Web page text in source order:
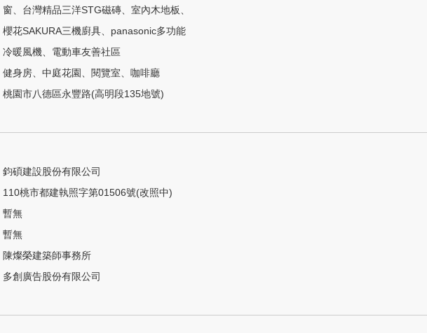
窗、台灣精品三洋STG磁磚、室內木地板、
櫻花SAKURA三機廚具、panasonic多功能
冷暖風機、電動車友善社區
健身房、中庭花園、閱覽室、咖啡廳
桃園市八德區永豐路(高明段135地號)
鈞碩建設股份有限公司
110桃市都建執照字第01506號(改照中)
暫無
暫無
陳燦榮建築師事務所
多創廣告股份有限公司